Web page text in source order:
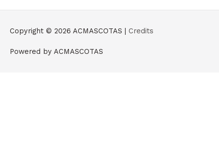
Copyright © 2026 ACMASCOTAS | Credits
Powered by ACMASCOTAS